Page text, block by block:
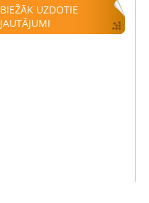
BIEŽĀK UZDOTIE
JAUTĀJUMI